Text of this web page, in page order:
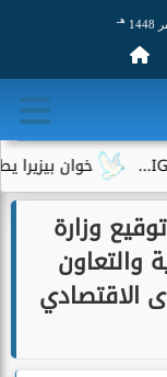
هـ
خوان بيزيرا يطلب
وزارة
والتعاون
الاقتصادي